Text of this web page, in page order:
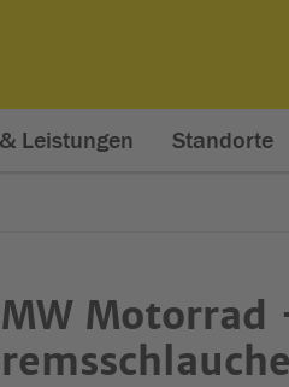
Leistungen Standorte
Motorrad